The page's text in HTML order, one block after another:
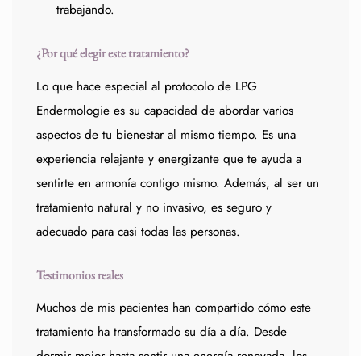
trabajando.
¿Por qué elegir este tratamiento?
Lo que hace especial al protocolo de LPG
Endermologie es su capacidad de abordar varios
aspectos de tu bienestar al mismo tiempo. Es una
experiencia relajante y energizante que te ayuda a
sentirte en armonía contigo mismo. Además, al ser un
tratamiento natural y no invasivo, es seguro y
adecuado para casi todas las personas.
Testimonios reales
Muchos de mis pacientes han compartido cómo este
tratamiento ha transformado su día a día. Desde